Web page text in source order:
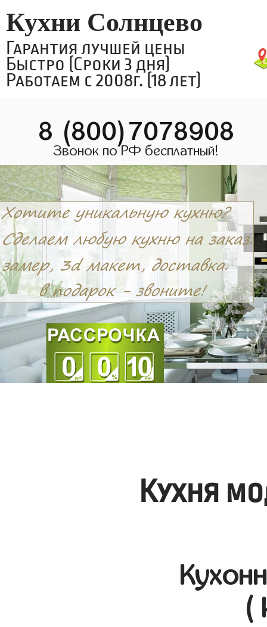
Кухни Солнцево
Гарантия лучшей цены
Быстро (Сроки 3 дня)
Работаем с 2008г. (18 лет)
8 (800)7078908
Звонок по РФ бесплатный!
Кухня
(